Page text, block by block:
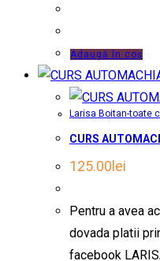
Adaugă în coș
Larisa Boitan-toate
CURS
125.00 lei
Pentru a avea
dovada platii
facebook